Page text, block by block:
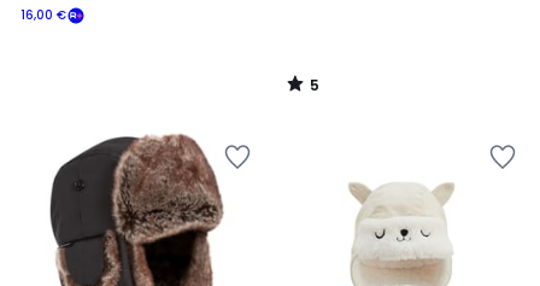
souscrivez
place
16,00
16,00 €
5
/